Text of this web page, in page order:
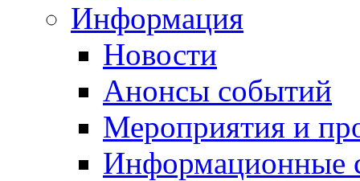
Информация
Новости
Анонсы событий
Мероприятия и
Информационные